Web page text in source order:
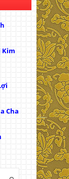
Kim
Cha